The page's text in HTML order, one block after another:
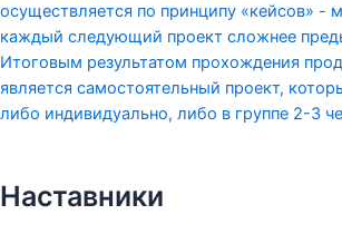
осуществляется по принципу «кейсов» -
каждый следующий проект сложнее
Итоговым результатом прохождения
является самостоятельный проект,
либо индивидуально, либо в группе 2-3
Наставники